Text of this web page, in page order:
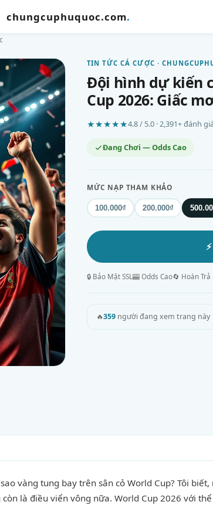
chungcuphuquoc.com.
TIN TỨC CÁ CƯỢC ·
Đội hình dự kiến
Cup 2026: Giấc
★★★★★4.8 / 5.0 · 2,391+ đánh
Đang Chơi — Odds Cao
MỨC NẠP THAM KHẢO
100.000₫ 200.000₫
🔒 Bảo Mật SSL🎰 Odds Cao🔄 Hoàn Trả
🔥359 người đang xem trang này
vàng tung bay trên sân cỏ World Cup? Tôi
là điều viển vông nữa. World Cup 2026 với